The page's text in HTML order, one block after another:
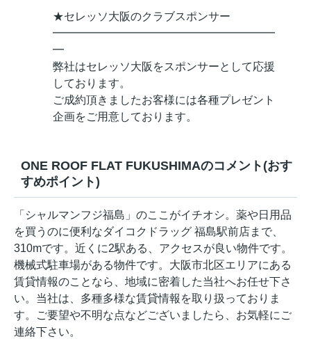
★セレッソ大阪のクラブスポンサー
━━━━━━━━━━━━━━━━━━━━
━
弊社はセレッソ大阪をスポンサーとして応援
しております。
ご成約頂きましたお客様には各種プレゼント
企画をご用意しております。
ONE ROOF FLAT FUKUSHIMAのコメント(おす
すめポイント)
「シャルマンフジ福島」のここがイチオシ。薬や日用品
を買うのに便利なダイコクドラッグ 福島駅前店まで、
310mです。近くに2駅ある、アクセスが良い物件です。
機械式駐車場がある物件です。大阪市北区エリアにある
賃貸情報のことなら、地域に密着した当社へお任せ下さ
い。当社は、多種多様な賃貸情報を取り扱っておりま
す。ご要望や不明な点などございましたら、お気軽にご
連絡下さい。